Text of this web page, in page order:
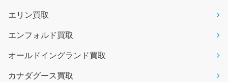
エリン買取
エンフォルド買取
オールドイングランド買取
カナダグース買取